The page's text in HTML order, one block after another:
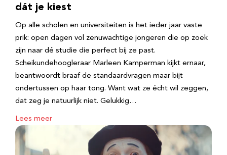
dát je kiest
Op alle scholen en universiteiten is het ieder jaar vaste
prik: open dagen vol zenuwachtige jongeren die op zoek
zijn naar dé studie die perfect bij ze past.
Scheikundehoogleraar Marleen Kamperman kijkt ernaar,
beantwoordt braaf de standaardvragen maar bijt
ondertussen op haar tong. Want wat ze écht wil zeggen,
dat zeg je natuurlijk niet. Gelukkig…
Lees meer